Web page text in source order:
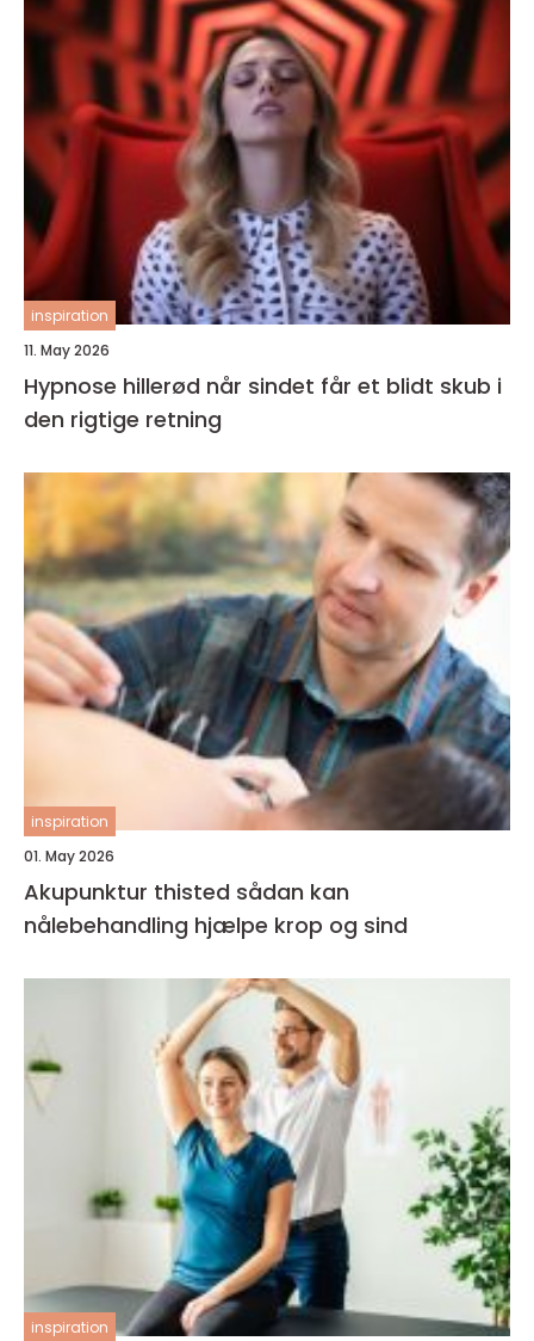
inspiration
11. May 2026
Hypnose hillerød når sindet får et blidt skub i
den rigtige retning
inspiration
01. May 2026
Akupunktur thisted sådan kan
nålebehandling hjælpe krop og sind
inspiration